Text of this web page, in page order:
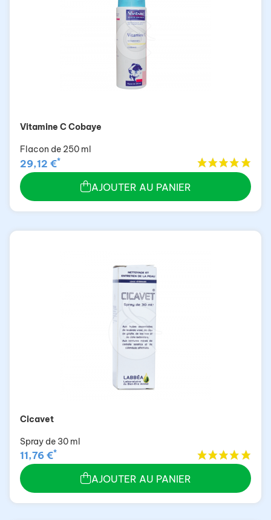
Vitamine C Cobaye
Flacon de 250 ml
29,12 €*
AJOUTER AU PANIER
Cicavet
Spray de 30 ml
11,76 €*
AJOUTER AU PANIER